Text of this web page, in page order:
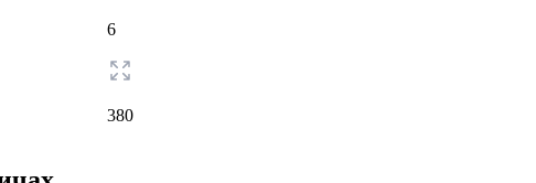
6
380